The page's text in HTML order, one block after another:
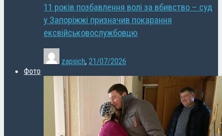
11 років позбавлення волі за вбивство – суд
у Запоріжжі призначив покарання
ексвійськовослужбовцю
zapsich, 21/07/2026
Фото